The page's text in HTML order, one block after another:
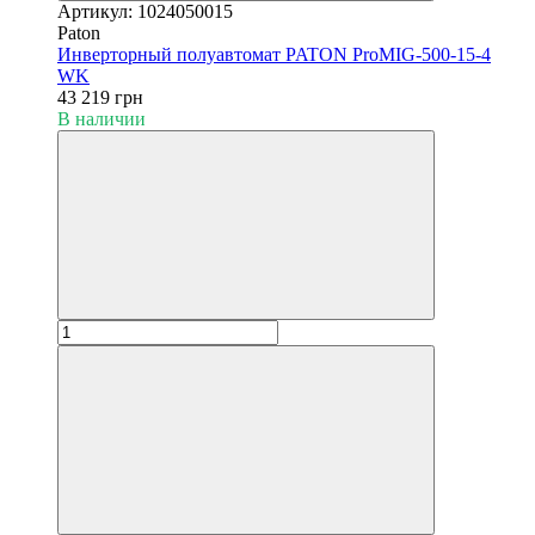
Артикул: 1024050015
Paton
Инверторный полуавтомат PATON ProMIG-500-15-4
WK
43 219 грн
В наличии